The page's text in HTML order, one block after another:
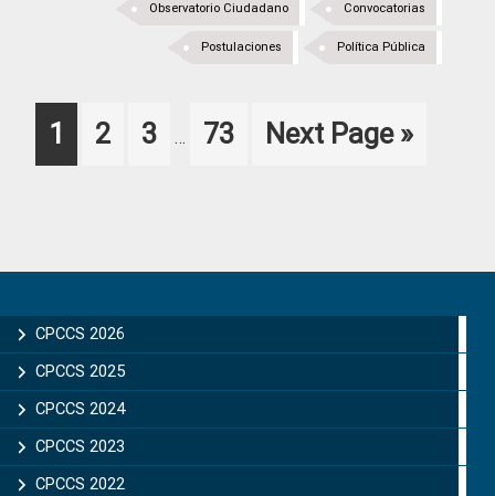
Convocatorias
Observatorio Ciudadano
Política Pública
Postulaciones
Page
1 Page
2 Page
3
pages
… Page
73
Go
Next Page »
Sidebar
CPCCS 2026
CPCCS 2025
CPCCS 2024
CPCCS 2023
CPCCS 2022